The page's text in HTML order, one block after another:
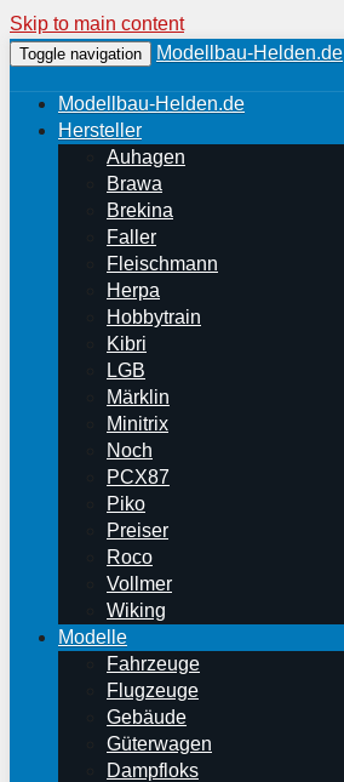
Skip to main content
Toggle navigation Modellbau-Helden.de
Modellbau-Helden.de
Hersteller
Auhagen
Brawa
Brekina
Faller
Fleischmann
Herpa
Hobbytrain
Kibri
LGB
Märklin
Minitrix
Noch
PCX87
Piko
Preiser
Roco
Vollmer
Wiking
Modelle
Fahrzeuge
Flugzeuge
Gebäude
Güterwagen
Dampfloks